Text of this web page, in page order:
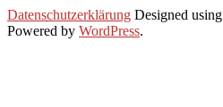
2019-
11-
Datenschutzerklärung Designed using
Powered by WordPress.